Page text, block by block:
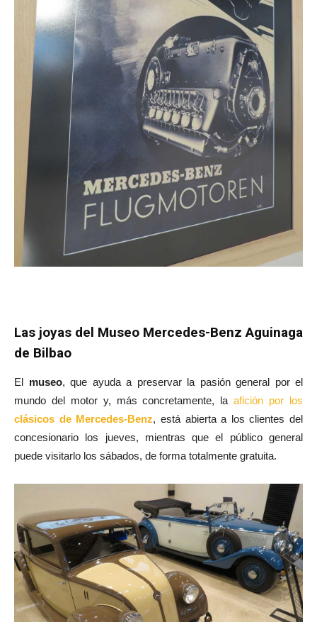
Las joyas del Museo Mercedes-Benz Aguinaga
de Bilbao
El museo, que ayuda a preservar la pasión general por el
mundo del motor y, más concretamente, laafición por los
clásicos de Mercedes-Benz, está abierta a los clientes del
concesionario los jueves, mientras que el público general
puede visitarlo los sábados, de forma totalmente gratuita.